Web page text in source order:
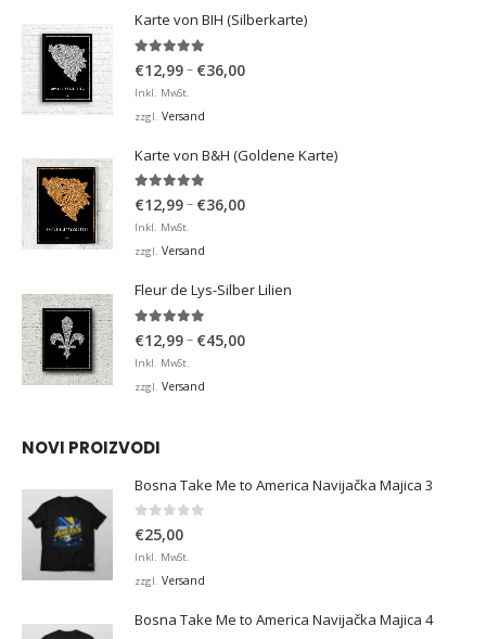
Karte von BIH (Silberkarte)
€12,99– €36,00Preisspanne:
Inkl. MwSt.
zzgl. Versand
Karte von B&H (Goldene Karte)
4.98von 5
€12,99– €36,00Preisspanne:
Inkl. MwSt.
zzgl. Versand
Fleur de Lys-Silber Lilien
€12,99– €45,00Preisspanne:
Inkl. MwSt.
zzgl. Versand
NOVI PROIZVODI
Bosna Take Me to America Navijačka Majica 3
0 von 5
€25,00
Inkl. MwSt.
zzgl. Versand
Bosna Take Me to America Navijačka Majica 4